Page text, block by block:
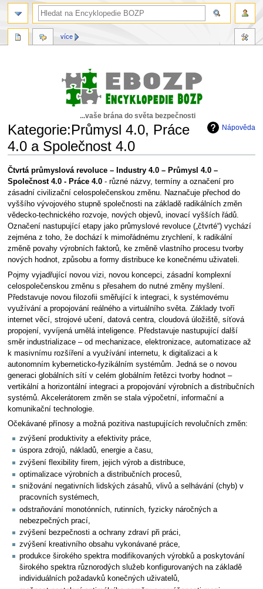
...vaše brána do světa bezpečnosti
Nápověda
Kategorie:Průmysl 4.0, Práce
4.0 a Společnost 4.0
Skočit
na
navigaci
Skočit
na
vyhledávání
Čtvrtá průmyslová revoluce – Industry 4.0 – Průmysl 4.0 –
Společnost 4.0 - Práce 4.0- různé názvy, termíny a označení pro
zásadní civilizační celospolečenskou změnu. Naznačuje přechod do
vyššího vývojového stupně společnosti na základě radikálních změn
vědecko-technického rozvoje, nových objevů, inovací vyšších řádů.
Označení nastupující etapy jako průmyslové revoluce („čtvrté“) vychází
zejména z toho, že dochází k mimořádnému zrychlení, k radikální
změně povahy výrobních faktorů, ke změně vlastního procesu tvorby
nových hodnot, způsobu a formy distribuce ke konečnému uživateli.
Pojmy vyjadřující novou vizi, novou koncepci, zásadní komplexní
celospolečenskou změnu s přesahem do nutné změny myšlení.
Představuje novou filozofii směřující k integraci, k systémovému
využívání a propojování reálného a virtuálního světa. Základy tvoří
internet věcí, strojové učení, datová centra, cloudová úložiště, síťová
propojení, vyvíjená umělá inteligence. Představuje nastupující další
směr industrializace – od mechanizace, elektronizace, automatizace až
k masivnímu rozšíření a využívání internetu, k digitalizaci a k
autonomním kyberneticko-fyzikálním systémům. Jedná se o novou
generaci globálních sítí v celém globálním řetězci tvorby hodnot –
vertikální a horizontální integraci a propojování výrobních a distribučních
systémů. Akcelerátorem změn se stala výpočetní, informační a
komunikační technologie.
Očekávané přínosy a možná pozitiva nastupujících revolučních změn:
zvýšení produktivity a efektivity práce,
úspora zdrojů, nákladů, energie a času,
zvýšení flexibility firem, jejich výrob a distribuce,
optimalizace výrobních a distribučních procesů,
snižování negativních lidských zásahů, vlivů a selhávání (chyb) v
pracovních systémech,
odstraňování monotónních, rutinních, fyzicky náročných a
nebezpečných prací,
zvýšení bezpečnosti a ochrany zdraví při práci,
zvýšení kreativního obsahu vykonávané práce,
produkce širokého spektra modifikovaných výrobků a poskytování
širokého spektra různorodých služeb konfigurovaných na základě
individuálních požadavků konečných uživatelů,
více